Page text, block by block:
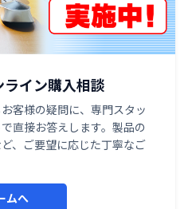
イン購入相談
客様の疑問に、専門スタッ
直接お答えします。製品の
、ご要望に応じた丁寧なご
ムへ